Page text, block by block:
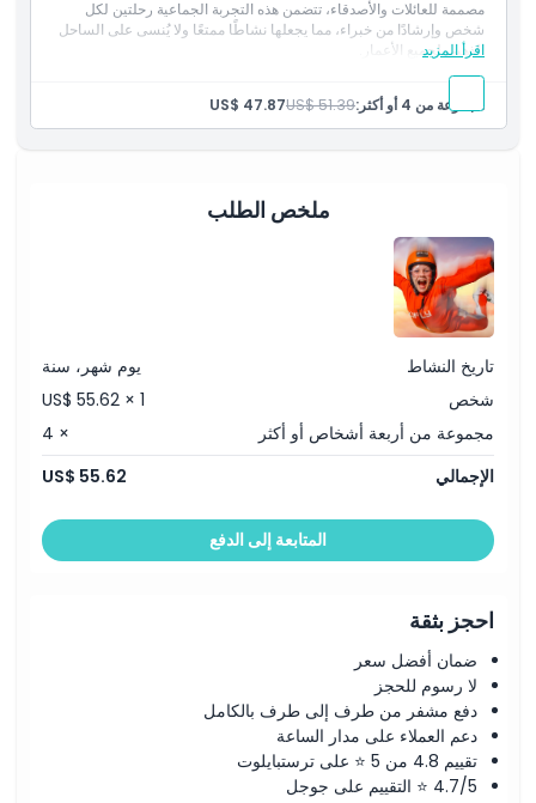
مصممة للعائلات والأصدقاء، تتضمن هذه التجربة الجماعية رحلتين لكل
شخص وإرشادًا من خبراء، مما يجعلها نشاطًا ممتعًا ولا يُنسى على الساحل
الذهبي لجميع الأعمار.
اقرأ المزيد
مجموعة من 4 أو أكثر: US$ 51.39
US$ 47.87
ملخص الطلب
تاريخ النشاط
يوم شهر، سنة
شخص
US$ 55.62 × 1
مجموعة من أربعة أشخاص أو أكثر
× 4
الإجمالي
US$ 55.62
المتابعة إلى الدفع
احجز بثقة
ضمان أفضل سعر
لا رسوم للحجز
دفع مشفر من طرف إلى طرف بالكامل
دعم العملاء على مدار الساعة
تقييم 4.8 من 5 ⭐ على ترستبايلوت
4.7/5 ⭐ التقييم على جوجل